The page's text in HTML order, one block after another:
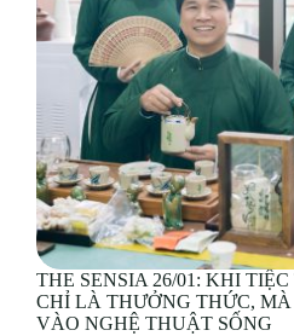
THE SENSIA 26/01: KHI
CHỈ LÀ THƯỞNG THỨC,
VÀO NGHỆ THUẬT SỐNG